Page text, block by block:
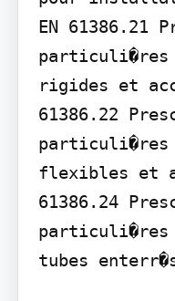
EN 61386.21
particuli�res
rigides et
61386.22
particuli�res
flexibles et
61386.24
particuli�res
tubes